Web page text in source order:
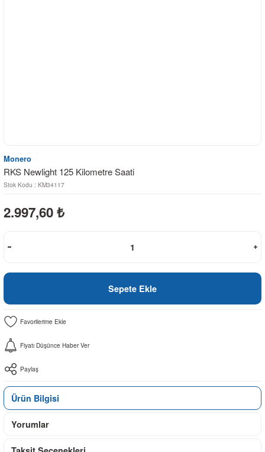
Monero
RKS Newlight 125 Kilometre Saati
Stok Kodu : KM34117
2.997,60 ₺
Sepete Ekle
Fiyatı Düşünce Haber Ver
Paylaş
Ürün Bilgisi
Yorumlar